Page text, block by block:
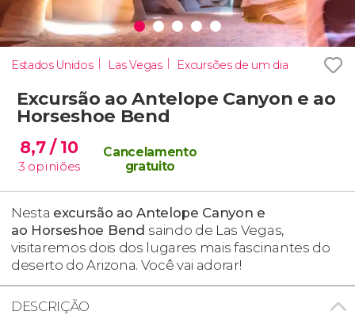
Estados Unidos Las Vegas Excursões de um dia
Excursão ao Antelope Canyon e ao
Horseshoe Bend
8,7 / 10
3 opiniões
Cancelamento
gratuito
Nesta excursão aoAntelope Canyon e
ao Horseshoe Bend saindo de Las Vegas,
visitaremos dois dos lugares mais fascinantes do
deserto do Arizona. Você vai adorar!
DESCRIÇÃO